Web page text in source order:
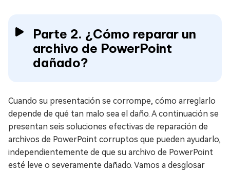
Parte 2. ¿Cómo reparar un
archivo de PowerPoint
dañado?
Cuando su presentación se corrompe, cómo arreglarlo
depende de qué tan malo sea el daño. A continuación se
presentan seis soluciones efectivas de reparación de
archivos de PowerPoint corruptos que pueden ayudarlo,
independientemente de que su archivo de PowerPoint
esté leve o severamente dañado. Vamos a desglosar